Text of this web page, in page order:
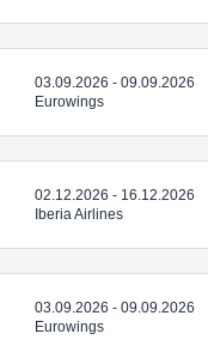
03.09.2026 - 09.09.2026
Eurowings
02.12.2026 - 16.12.2026
Iberia Airlines
03.09.2026 - 09.09.2026
Eurowings